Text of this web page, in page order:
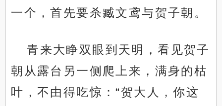
一个，首先要杀臧文鸢与贺子朝。
青来大睁双眼到天明，看见贺子
朝从露台另一侧爬上来，满身的枯
叶，不由得吃惊：“贺大人，你这